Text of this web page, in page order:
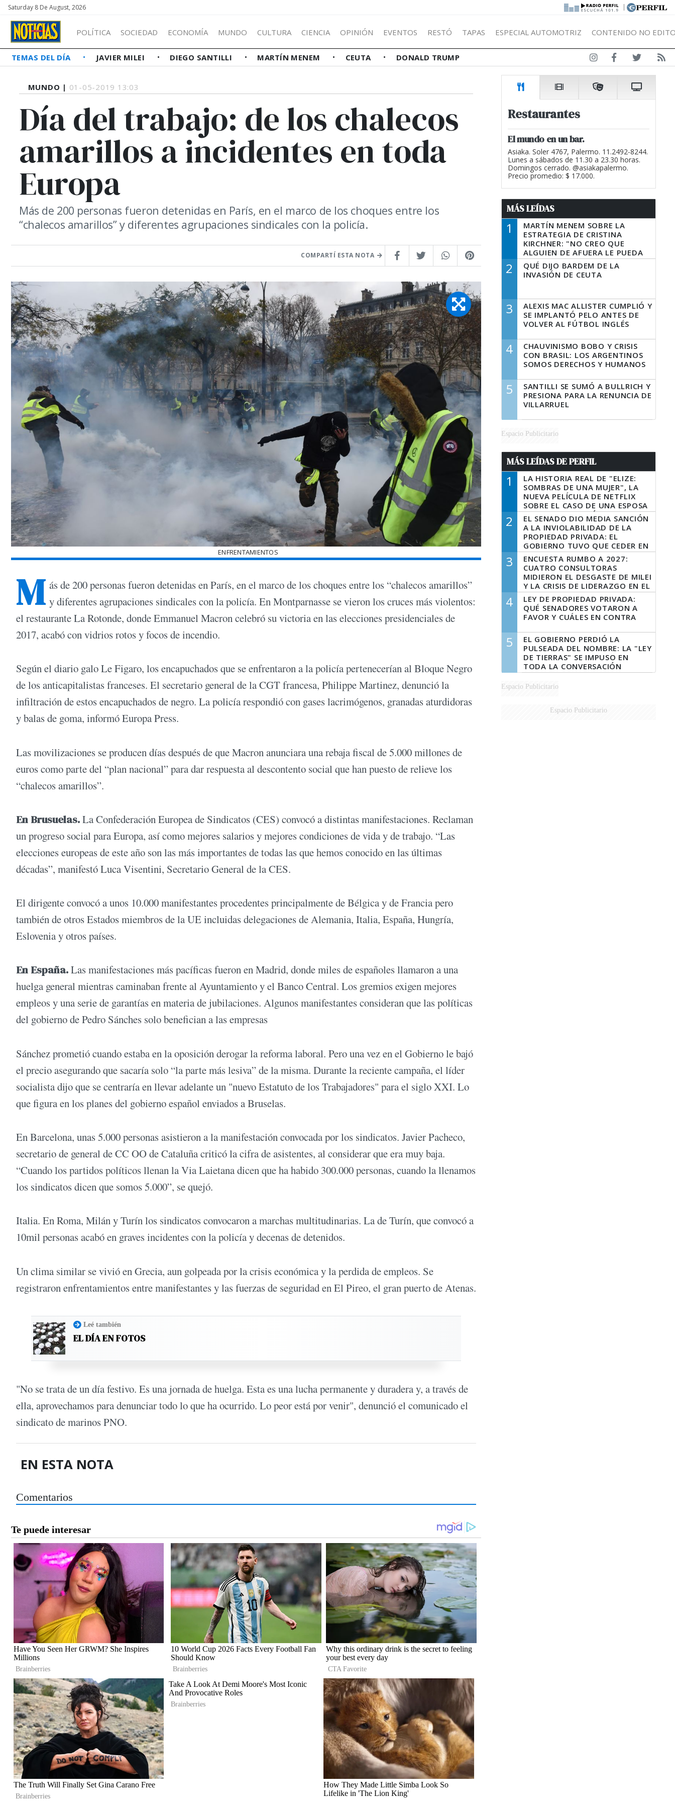
Saturday 8 De August, 2026 |
POLÍTICA SOCIEDAD ECONOMÍA MUNDO CULTURA CIENCIA OPINIÓN EVENTOS RESTÓ TAPAS ESPECIAL AUTOMOTRIZ CONTENIDO NO
TEMAS DEL DÍA JAVIER MILEI DIEGO SANTILLI MARTÍN MENEM CEUTA DONALD TRUMP
MUNDO | 01-05-2019 13:03
Día del trabajo: de los chalecos
amarillos a incidentes en toda
Europa
Más de 200 personas fueron detenidas en París, en el marco de los choques entre los
“chalecos amarillos” y diferentes agrupaciones sindicales con la policía.
COMPARTÍ ESTA NOTA
ENFRENTAMIENTOS
M ás de 200 personas fueron detenidas en París, en el marco de los choques entre los “chalecos amarillos”
y diferentes agrupaciones sindicales con la policía. En Montparnasse se vieron los cruces más violentos:
el restaurante La Rotonde, donde Emmanuel Macron celebró su victoria en las elecciones presidenciales de
2017, acabó con vidrios rotos y focos de incendio.
Según el diario galo Le Figaro, los encapuchados que se enfrentaron a la policía pertenecerían al Bloque Negro
de los anticapitalistas franceses. El secretario general de la CGT francesa, Philippe Martinez, denunció la
infiltración de estos encapuchados de negro. La policía respondió con gases lacrimógenos, granadas aturdidoras
y balas de goma, informó Europa Press.
Las movilizaciones se producen días después de que Macron anunciara una rebaja fiscal de 5.000 millones de
euros como parte del “plan nacional” para dar respuesta al descontento social que han puesto de relieve los
“chalecos amarillos”.
En Brusuelas.La Confederación Europea de Sindicatos (CES) convocó a distintas manifestaciones. Reclaman
un progreso social para Europa, así como mejores salarios y mejores condiciones de vida y de trabajo. “Las
elecciones europeas de este año son las más importantes de todas las que hemos conocido en las últimas
décadas”, manifestó Luca Visentini, Secretario General de la CES.
El dirigente convocó a unos 10.000 manifestantes procedentes principalmente de Bélgica y de Francia pero
también de otros Estados miembros de la UE incluidas delegaciones de Alemania, Italia, España, Hungría,
Eslovenia y otros países.
En España.Las manifestaciones más pacíficas fueron en Madrid, donde miles de españoles llamaron a una
huelga general mientras caminaban frente al Ayuntamiento y el Banco Central. Los gremios exigen mejores
empleos y una serie de garantías en materia de jubilaciones. Algunos manifestantes consideran que las políticas
del gobierno de Pedro Sánches solo benefician a las empresas
Sánchez prometió cuando estaba en la oposición derogar la reforma laboral. Pero una vez en el Gobierno le bajó
el precio asegurando que sacaría solo “la parte más lesiva” de la misma. Durante la reciente campaña, el líder
socialista dijo que se centraría en llevar adelante un "nuevo Estatuto de los Trabajadores" para el siglo XXI. Lo
que figura en los planes del gobierno español enviados a Bruselas.
En Barcelona, unas 5.000 personas asistieron a la manifestación convocada por los sindicatos. Javier Pacheco,
secretario de general de CC OO de Cataluña criticó la cifra de asistentes, al considerar que era muy baja.
“Cuando los partidos políticos llenan la Via Laietana dicen que ha habido 300.000 personas, cuando la llenamos
los sindicatos dicen que somos 5.000”, se quejó.
Italia. En Roma, Milán y Turín los sindicatos convocaron a marchas multitudinarias. La de Turín, que convocó a
10mil personas acabó en graves incidentes con la policía y decenas de detenidos.
Un clima similar se vivió en Grecia, aun golpeada por la crisis económica y la perdida de empleos. Se
registraron enfrentamientos entre manifestantes y las fuerzas de seguridad en El Pireo, el gran puerto de Atenas.
Leé también
EL DÍA EN FOTOS
"No se trata de un día festivo. Es una jornada de huelga. Esta es una lucha permanente y duradera y, a través de
ella, aprovechamos para denunciar todo lo que ha ocurrido. Lo peor está por venir", denunció el comunicado el
sindicato de marinos PNO.
EN ESTA NOTA
Comentarios
Restaurantes
El mundo en un bar.
Asiaka. Soler 4767, Palermo. 11.2492-8244.
Lunes a sábados de 11.30 a 23.30 horas.
Domingos cerrado. @asiakapalermo.
Precio promedio: $ 17.000.
MÁS LEÍDAS
1
MARTÍN MENEM SOBRE LA
ESTRATEGIA DE CRISTINA
KIRCHNER: "NO CREO QUE
ALGUIEN DE AFUERA LE PUEDA
DECIR A LA JUSTICIA LO QUE
TIENE QUE HACER"
2
QUÉ DIJO BARDEM DE LA
INVASIÓN DE CEUTA
3
ALEXIS MAC ALLISTER CUMPLIÓ Y
SE IMPLANTÓ PELO ANTES DE
VOLVER AL FÚTBOL INGLÉS
4
CHAUVINISMO BOBO Y CRISIS
CON BRASIL: LOS ARGENTINOS
SOMOS DERECHOS Y HUMANOS
5
SANTILLI SE SUMÓ A BULLRICH Y
PRESIONA PARA LA RENUNCIA DE
VILLARRUEL
Espacio Publicitario
MÁS LEÍDAS DE PERFIL
1
LA HISTORIA REAL DE "ELIZE:
SOMBRAS DE UNA MUJER", LA
NUEVA PELÍCULA DE NETFLIX
SOBRE EL CASO DE UNA ESPOSA
QUE DESCUARTIZÓ A SU
MARIDO
2
EL SENADO DIO MEDIA SANCIÓN
A LA INVIOLABILIDAD DE LA
PROPIEDAD PRIVADA: EL
GOBIERNO TUVO QUE CEDER EN
LA LEY DEL MANEJO DEL FUEGO
3
ENCUESTA RUMBO A 2027:
CUATRO CONSULTORAS
MIDIERON EL DESGASTE DE MILEI
Y LA CRISIS DE LIDERAZGO EN EL
PERONISMO
4
LEY DE PROPIEDAD PRIVADA:
QUÉ SENADORES VOTARON A
FAVOR Y CUÁLES EN CONTRA
5
EL GOBIERNO PERDIÓ LA
PULSEADA DEL NOMBRE: LA "LEY
DE TIERRAS" SE IMPUSO EN
TODA LA CONVERSACIÓN
DIGITAL
Espacio Publicitario
Espacio Publicitario